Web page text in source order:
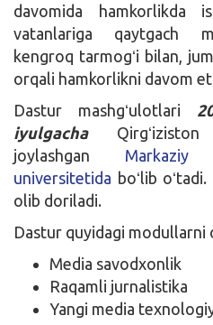
davomida hamkorlikda
vatanlariga qaytgach
kengroq tarmogʻi bilan,
orqali hamkorlikni davom
Dastur mashgʻulotlari
iyulgacha
joylashgan
universitetida boʻlib
olib doriladi.
Dastur quyidagi modullarni
Media savodxonlik
Raqamli jurnalistika
Yangi media